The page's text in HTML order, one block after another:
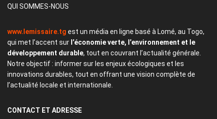
QUI SOMMES-NOUS
www.lemissaire.tg est un média en ligne basé à Lomé, au Togo,
qui met l’accent sur l’économie verte, l’environnement et le
développement durable, tout en couvrant l’actualité générale.
Notre objectif : informer sur les enjeux écologiques et les
innovations durables, tout en offrant une vision complète de
l’actualité locale et internationale.
CONTACT ET ADRESSE